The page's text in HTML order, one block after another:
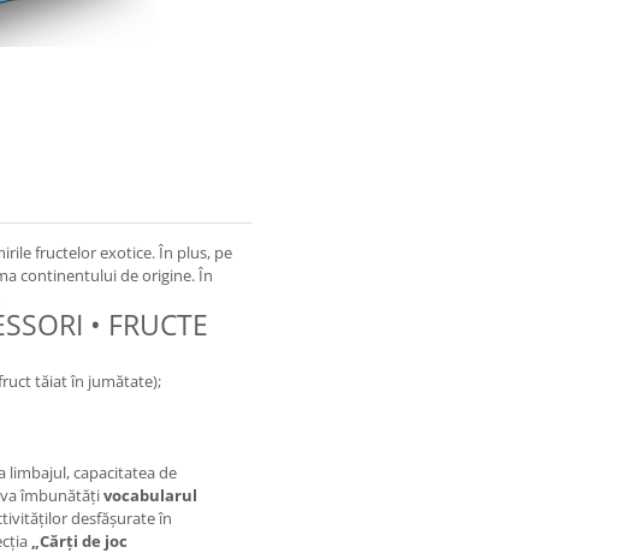
fructelor exotice. În plus, pe
continentului de origine. În
• FRUCTE
tăiat în jumătate);
limbajul, capacitatea de
îmbunătățivocabularul
desfăşurate în
„Cărți de joc